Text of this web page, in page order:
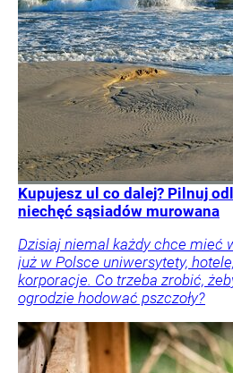
Kupujesz ul co dalej? Pilnuj
niechęć sąsiadów murowana
Dzisiaj niemal każdy chce mieć
już w Polsce uniwersytety,
korporacje. Co trzeba zrobić,
ogrodzie hodować pszczoły?